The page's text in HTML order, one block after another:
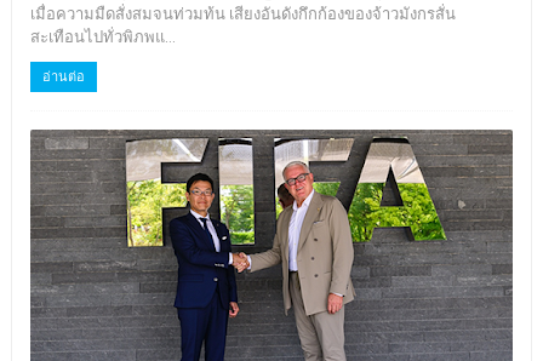
เมื่อความมืดสั่งสมจนท่วมท้น เสียงอันดังกึกก้องของจ้าวมังกรสั่น
สะเทือนไปทั่วพิภพแ...
อ่านต่อ